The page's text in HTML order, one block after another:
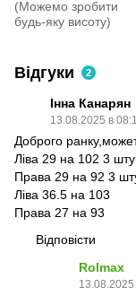
(Можемо зробити
будь-яку висоту)
Відгуки 2
Інна Канарян
13.08.2025 в
Доброго
Ліва 29 на 102 3
Права 29 на 92 3
Ліва 36.5 на 103
Права 27 на 93
Відповісти
Rolmax
13.08.2025